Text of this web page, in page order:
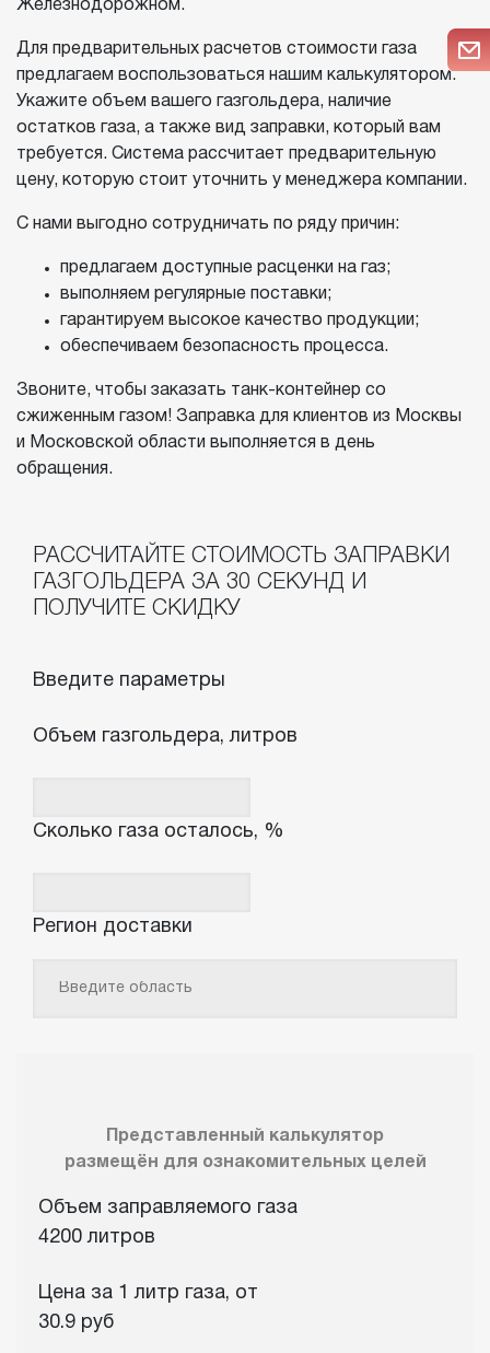
Железнодорожном.
Для предварительных расчетов стоимости газа
предлагаем воспользоваться нашим калькулятором.
Укажите объем вашего газгольдера, наличие
остатков газа, а также вид заправки, который вам
требуется. Система рассчитает предварительную
цену, которую стоит уточнить у менеджера компании.
С нами выгодно сотрудничать по ряду причин:
предлагаем доступные расценки на газ;
выполняем регулярные поставки;
гарантируем высокое качество продукции;
обеспечиваем безопасность процесса.
Звоните, чтобы заказать танк-контейнер со
сжиженным газом! Заправка для клиентов из Москвы
и Московской области выполняется в день
обращения.
РАССЧИТАЙТЕ СТОИМОСТЬ ЗАПРАВКИ
ГАЗГОЛЬДЕРА ЗА 30 СЕКУНД И
ПОЛУЧИТЕ СКИДКУ
Введите параметры
Объем газгольдера, литров
Сколько газа осталось, %
Регион доставки
Представленный калькулятор
размещён для ознакомительных целей
Объем заправляемого газа
4200 литров
Цена за 1 литр газа, от
30.9 руб